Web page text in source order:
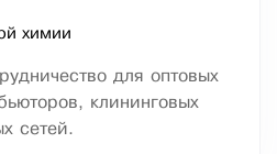
химии
для оптовых
клининговых
сетей.